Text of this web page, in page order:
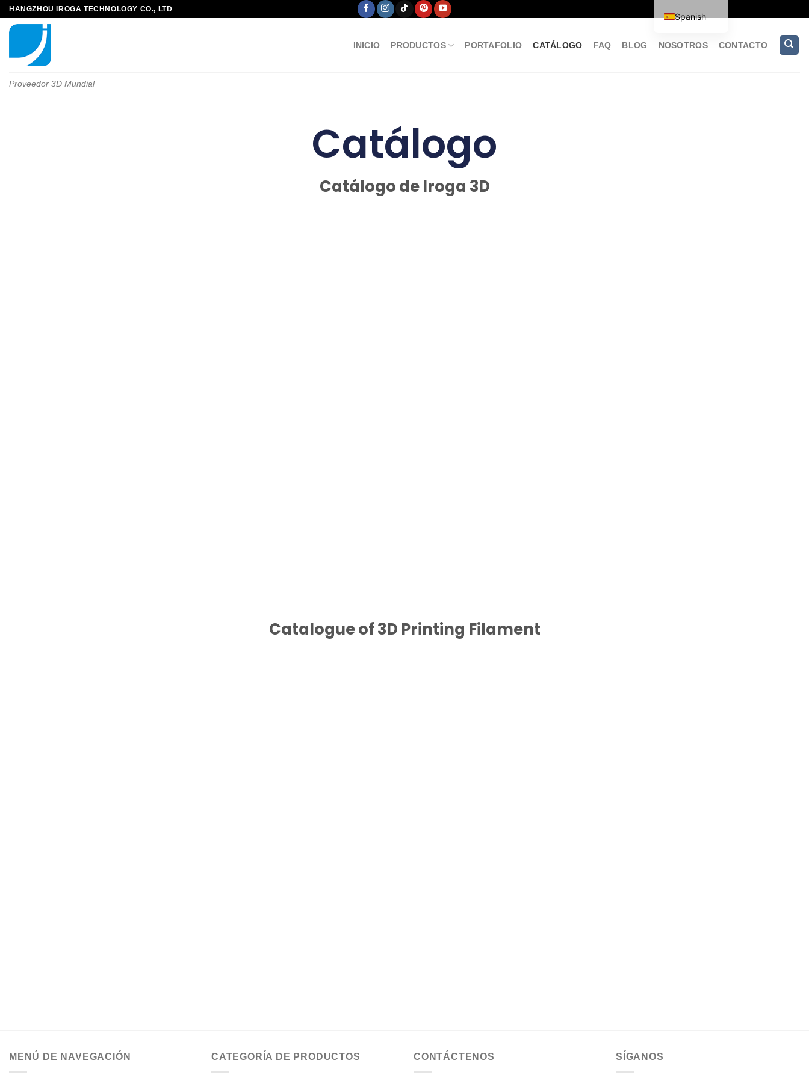
HANGZHOU IROGA TECHNOLOGY CO., LTD
Proveedor 3D Mundial
INICIO PRODUCTOS PORTAFOLIO CATÁLOGO FAQ BLOG NOSOTROS CONTACTO
Catálogo
Catálogo de Iroga 3D
Catalogue of 3D Printing Filament
MENÚ DE NAVEGACIÓN CATEGORÍA DE PRODUCTOS CONTÁCTENOS SÍGANOS
Spanish